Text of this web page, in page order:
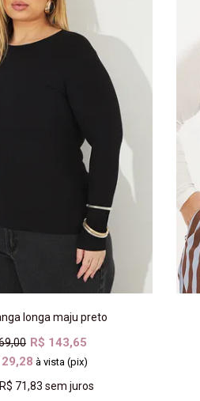
longa maju preto
R$ 143,65
à vista (pix)
R$ 71,83 sem juros